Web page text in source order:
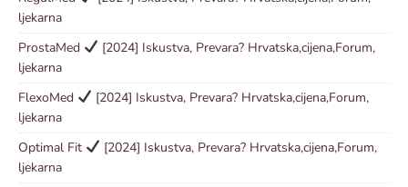
ljekarna
ProstaMed
[2024] Iskustva, Prevara? Hrvatska,cijena,Forum,
ljekarna
FlexoMed
[2024] Iskustva, Prevara? Hrvatska,cijena,Forum,
ljekarna
Optimal Fit
[2024] Iskustva, Prevara? Hrvatska,cijena,Forum,
ljekarna